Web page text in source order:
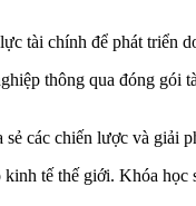
tài chính để phát triển
thông qua đóng gói
các chiến lược và giải
tế thế giới. Khóa học